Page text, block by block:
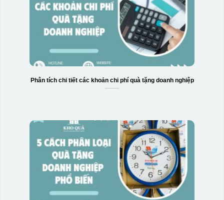
Phân tích chi tiết các khoản chi phí quà tặng doanh nghiệp